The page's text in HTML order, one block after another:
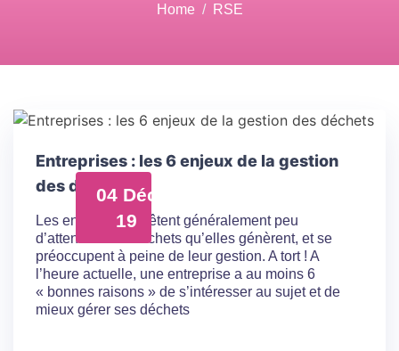
Home RSE
04 Déc
19
Entreprises : les 6 enjeux de la gestion
des déchets
Les entreprises prêtent généralement peu
d’attention aux déchets qu’elles génèrent, et se
préoccupent à peine de leur gestion. A tort ! A
l’heure actuelle, une entreprise a au moins 6
« bonnes raisons » de s’intéresser au sujet et de
mieux gérer ses déchets